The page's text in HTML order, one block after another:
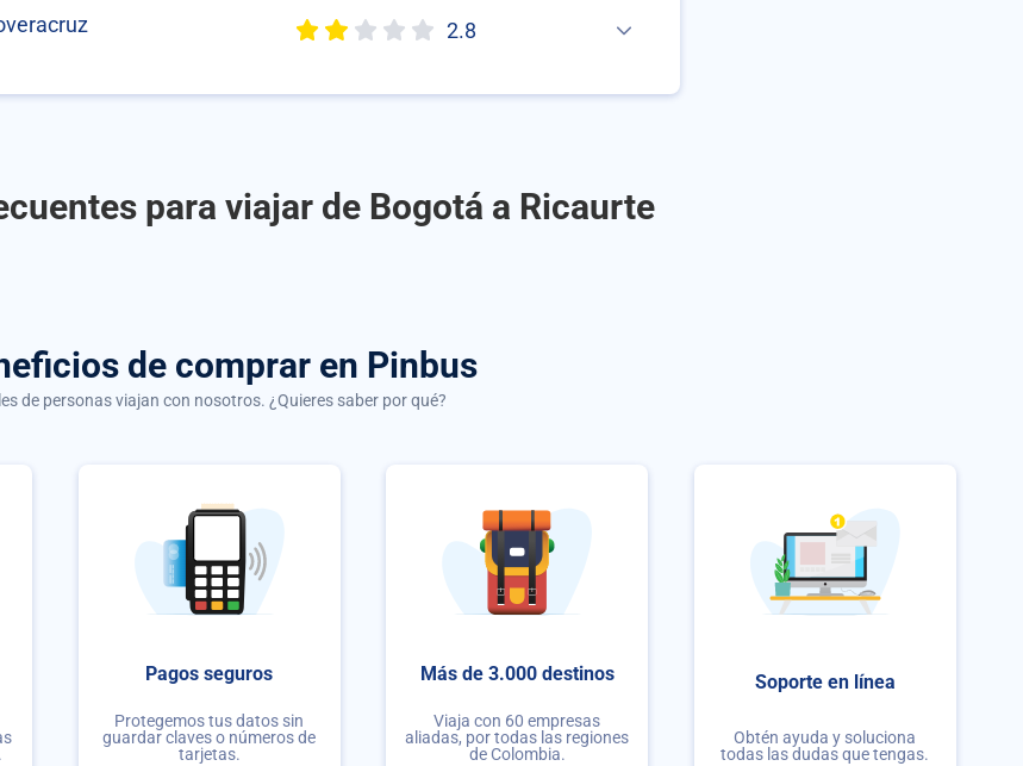
2.8
para viajar de Bogotá a Ricaurte
de comprar en Pinbus
de personas viajan con nosotros. ¿Quieres saber por qué?
Pagos seguros
Protegemos tus datos sin
guardar claves o números de
tarjetas.
Más de 3.000 destinos
Viaja con 60 empresas
aliadas, por todas las regiones
de Colombia.
Soporte en línea
Obtén ayuda y soluciona
todas las dudas que tengas.